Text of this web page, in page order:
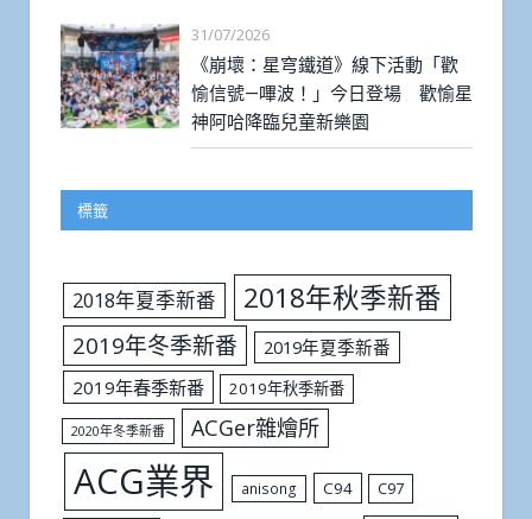
31/07/2026
《崩壞：星穹鐵道》線下活動「歡
愉信號—嗶波！」今日登場 歡愉星
神阿哈降臨兒童新樂園
標籤
2018年夏季新番 2018年秋季新番
2019年冬季新番
2019年夏季新番
2019年春季新番
2019年秋季新番
2020年冬季新番 ACGer雜燴所
ACG業界 anisong C94 C97